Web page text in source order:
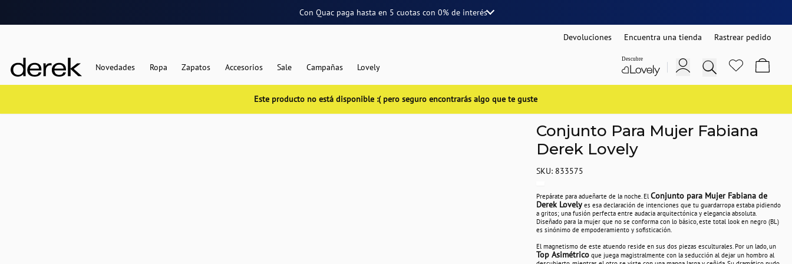
Con Quac paga hasta en 5 cuotascon 0% de interés
Devoluciones Encuentra una tienda Rastrear pedido
Novedades Ropa Zapatos Accesorios Sale Campañas Lovely
Este producto no está disponible :( pero seguro encontrarás algo que te guste
Conjunto Para Mujer Fabiana
Derek Lovely
SKU: 833575
Prepárate para adueñarte de la noche. El Conjunto para Mujer Fabiana de
Derek Lovelyes esa declaración de intenciones que tu guardarropa estaba pidiendo
a gritos; una fusión perfecta entre audacia arquitectónica y elegancia absoluta.
Diseñado para la mujer que no se conforma con lo básico, este total look en negro (BL)
es sinónimo de empoderamiento y sofisticación.
El magnetismo de este atuendo reside en sus dos piezas esculturales. Por un lado, un
Top Asimétricoque juega magistralmente con la seducción al dejar un hombro al